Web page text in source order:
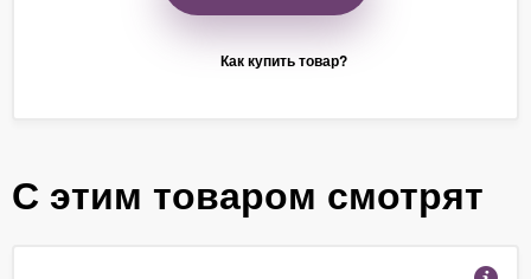
Как купить товар?
С этим товаром смотрят